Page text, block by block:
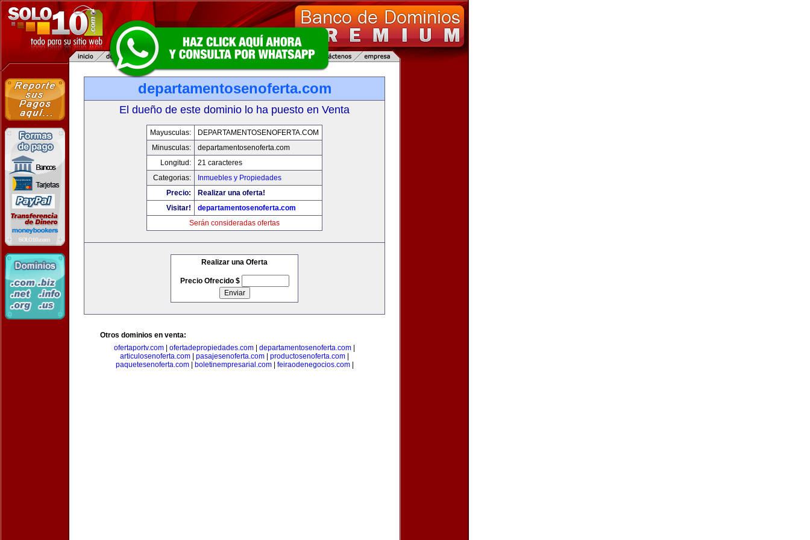
departamentosenoferta.com
El dueño de este dominio lo ha puesto en Venta
Mayusculas:
DEPARTAMENTOSENOFERTA.COM
Minusculas:
departamentosenoferta.com
Longitud:
21 caracteres
Categorias:
Inmuebles y Propiedades
Precio:
Realizar una oferta!
Visitar!
departamentosenoferta.com
Serán consideradas ofertas
Realizar una Oferta
Precio Ofrecido $
Otros dominios en venta:
ofertaportv.com
ofertadepropiedades.com departamentosenoferta.com
articulosenoferta.com
pasajesenoferta.com productosenoferta.com
paquetesenoferta.com| boletinempresarial.com| feiraodenegocios.com|